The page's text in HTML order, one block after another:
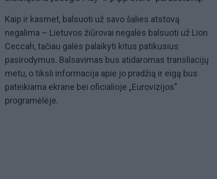
Kaip ir kasmet, balsuoti už savo šalies atstovą
negalima – Lietuvos žiūrovai negalės balsuoti už Lion
Ceccah, tačiau galės palaikyti kitus patikusius
pasirodymus. Balsavimas bus atidaromas transliacijų
metu, o tiksli informacija apie jo pradžią ir eigą bus
pateikiama ekrane bei oficialioje „Eurovizijos"
programėlėje.